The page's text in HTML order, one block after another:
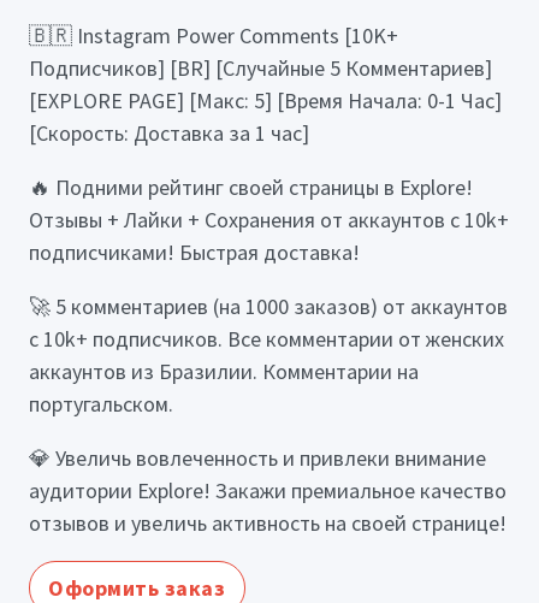
🇧🇷 Instagram Power Comments [10K+
Подписчиков] [BR] [Случайные 5 Комментариев]
[EXPLORE PAGE] [Макс: 5] [Время Начала: 0-1 Час]
[Скорость: Доставка за 1 час]
🔥 Подними рейтинг своей страницы в Explore!
Отзывы + Лайки + Сохранения от аккаунтов с 10k+
подписчиками! Быстрая доставка!
🚀 5 комментариев (на 1000 заказов) от аккаунтов
с 10k+ подписчиков. Все комментарии от женских
аккаунтов из Бразилии. Комментарии на
португальском.
💎 Увеличь вовлеченность и привлеки внимание
аудитории Explore! Закажи премиальное качество
отзывов и увеличь активность на своей странице!
Оформить заказ